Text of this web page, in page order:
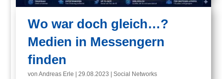
Wo war doch gleich…?
Medien in Messengern
finden
vonAndreas Erle |29.08.2023 |Social Networks